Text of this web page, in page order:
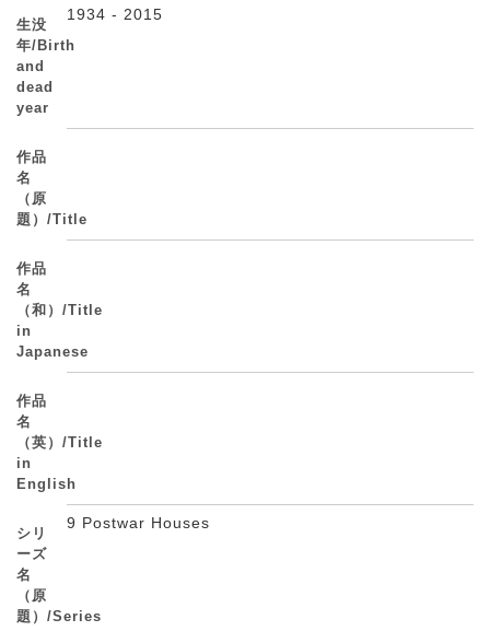
生没
年/Birth
and
dead
year
1934 - 2015
作品
名
（原
題）/Title
作品
名
（和）/Title
in
Japanese
作品
名
（英）/Title
in
English
シリ
ーズ
名
（原
題）/Series
9 Postwar Houses